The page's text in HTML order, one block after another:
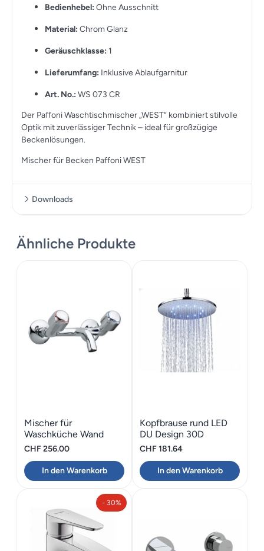
Bedienhebel: Ohne Ausschnitt
Material: Chrom Glanz
Geräuschklasse: 1
Lieferumfang: Inklusive Ablaufgarnitur
Art. No.: WS 073 CR
Der Paffoni Waschtischmischer „WEST“ kombiniert stilvolle
Optik mit zuverlässiger Technik – ideal für großzügige
Beckenlösungen.
Mischer für Becken Paffoni WEST
Downloads
Ähnliche Produkte
Mischer für
Waschküche Wand
ARWA Citypro A140
CHF256.00
In den Warenkorb
Kopfbrause rund LED
DU Design 30D
CHF181.64
In den Warenkorb
- 30%